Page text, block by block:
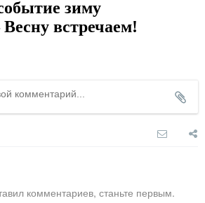
зиму
встречаем!
комментариев, станьте первым.